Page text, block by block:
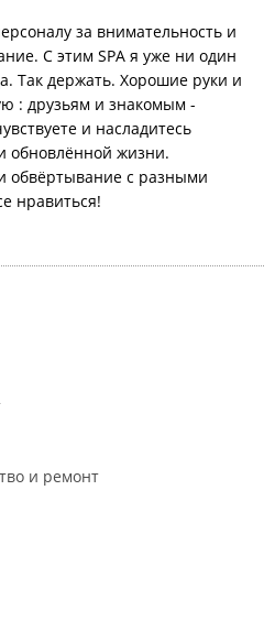
за внимательность и
С этим SPA я уже ни один
Так держать. Хорошие руки и
: друзьям и знакомым -
и насладитесь
обновлённой жизни.
обвёртывание с разными
нравиться!
и ремонт